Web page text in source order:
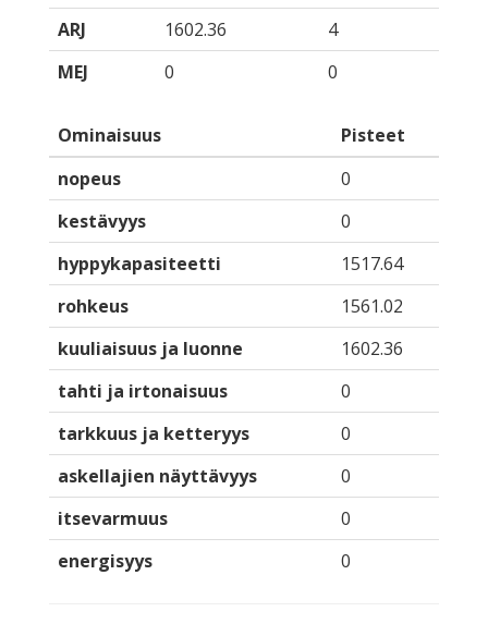
ARJ
1602.36
4
MEJ
0 0
Ominaisuus
Pisteet
nopeus
0
kestävyys
0
hyppykapasiteetti
1517.64
rohkeus
1561.02
kuuliaisuus ja luonne
1602.36
tahti ja irtonaisuus
0
tarkkuus ja ketteryys
0
askellajien näyttävyys
0
itsevarmuus
0
energisyys
0